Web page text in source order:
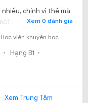
chính vì thế mà
nhiều hơn, song
uy tín của những
lo lắng của rất nhiều
đã biết đến Trung
lái xe uy tín?
Xem 0 đánh giá
Học viên khuyên học
Hạng B1
Xem Trung Tâm